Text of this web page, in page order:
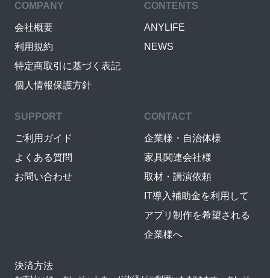
COMPANY
会社概要
利用規約
特定商取引に基づく表記
個人情報保護方針
CONTENTS
ANYLIFE
NEWS
SUPPORT
ご利用ガイド
よくある質問
お問い合わせ
CONTACT
企業様・自治体様
家具関連会社様
取材・講演依頼
IT導入補助金を利用して
アプリ制作を希望される
企業様へ
決済方法